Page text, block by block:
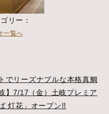
リー：
一覧へ
でリーズナブルな本格真鯛
】7/17（金）土岐プレミア
灯花」オープン!!